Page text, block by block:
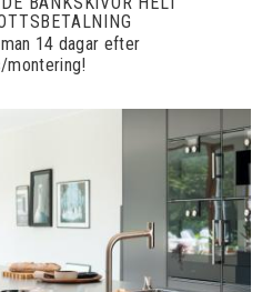
14 dagar efter
montering!